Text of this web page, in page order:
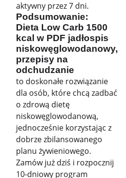
aktywny przez 7 dni.
Podsumowanie:
Dieta Low Carb 1500
kcal w PDF jadłospis
niskowęglowodanowy,
przepisy na
odchudzanie
to doskonałe rozwiązanie
dla osób, które chcą zadbać
o zdrową dietę
niskowęglowodanową,
jednocześnie korzystając z
dobrze zbilansowanego
planu żywieniowego.
Zamów już dziś i rozpocznij
10-dniowy program